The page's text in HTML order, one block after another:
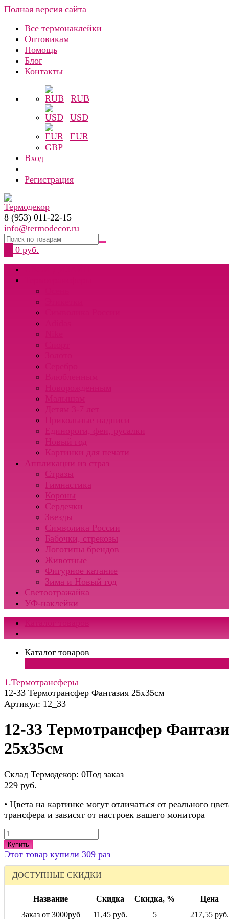
Полная версия сайта
Все термонаклейки
Оптовикам
Помощь
Блог
Контакты
RUB
USD
EUR
GBP
Вход
Регистрация
8 (953) 011-22-15
info@termodecor.ru
0 руб.
Детям 3-7 лет
Прикольные надписи
Единороги, феи, русалки
Новый год
Картинки для печати
Аппликации из страз
Стразы
Гимнастика
Короны
Сердечки
Звезды
Символика России
Бабочки, стрекозы
Логотипы брендов
Животные
Фигурное катание
Зима и Новый год
Светоотражайка
УФ-наклейки
Каталог товаров
1.Термотрансферы
12-33 Термотрансфер Фантазия 25х35см
Артикул: 12_33
12-33 Термотрансфер
25х35см
Склад Термодекор: 0Под заказ
229 руб.
• Цвета на картинке могут отличаться от реального
трансфера и зависят от настроек вашего монитора
Купить
Этот товар купили 309 раз
ДОСТУПНЫЕ СКИДКИ
Название Скидка Скидка, %
Цена
Заказ от 3000руб
11,45 руб. 5 217,55 руб.